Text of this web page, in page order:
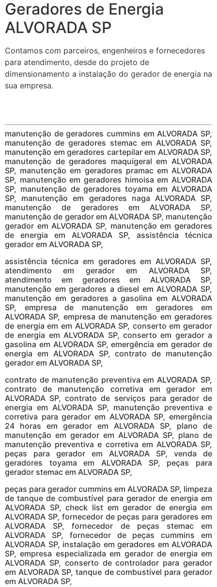
Geradores de Energia
ALVORADA SP
Contamos com parceiros, engenheiros e fornecedores
para atendimento, desde do projeto de
dimensionamento a instalação do gerador de energia na
sua empresa.
manutenção de geradores cummins em ALVORADA SP,
manutenção de geradores stemac em ALVORADA SP,
manutenção em geradores cartepilar em ALVORADA SP,
manutenção de geradores maquigeral em ALVORADA
SP, manutenção em geradores pramac em ALVORADA
SP, manutenção em geradores himoisa em ALVORADA
SP, manutenção de geradores toyama em ALVORADA
SP, manutenção em geradores naga ALVORADA SP,
manutenção de geradores em ALVORADA SP,
manutenção de gerador em ALVORADA SP, manutenção
gerador em ALVORADA SP, manutenção em geradores
de energia em ALVORADA SP, assistência técnica
gerador em ALVORADA SP,
assistência técnica em geradores em ALVORADA SP,
atendimento em gerador em ALVORADA SP,
atendimento em geradores em ALVORADA SP,
manutenção em geradores a diesel em ALVORADA SP,
manutenção em geradores a gasolina em ALVORADA
SP, empresa de manutenção em geradores em
ALVORADA SP, empresa de manutenção em geradores
de energia em em ALVORADA SP, conserto em gerador
de energia em ALVORADA SP, conserto em gerador a
gasolina em ALVORADA SP, emergência em gerador de
energia em ALVORADA SP, contrato de manutenção
gerador em ALVORADA SP,
contrato de manutenção preventiva em ALVORADA SP,
contrato de manutenção corretiva em gerador em
ALVORADA SP, contrato de serviços para gerador de
energia em ALVORADA SP, manutenção preventiva e
corretiva para gerador em ALVORADA SP, emergência
24 horas em gerador em ALVORADA SP, plano de
manutenção em gerador em ALVORADA SP, plano de
manutenção preventiva e corretiva em ALVORADA SP,
peças para gerador em ALVORADA SP, venda de
geradores toyama em ALVORADA SP, peças para
gerador stemac em ALVORADA SP,
peças para gerador cummins em ALVORADA SP, limpeza
de tanque de combustível para gerador de energia em
ALVORADA SP, check list em gerador de energia em
ALVORADA SP, fornecedor de peças para geradores em
ALVORADA SP, fornecedor de peças stemac em
ALVORADA SP, fornecedor de peças cummins em
ALVORADA SP, instalação em geradores em ALVORADA
SP, empresa especializada em gerador de energia em
ALVORADA SP, conserto de controlador para gerador
em ALVORADA SP, tanque de combustível para gerador
em ALVORADA SP,